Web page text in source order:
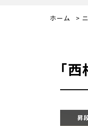
ホーム >
｢西
昇